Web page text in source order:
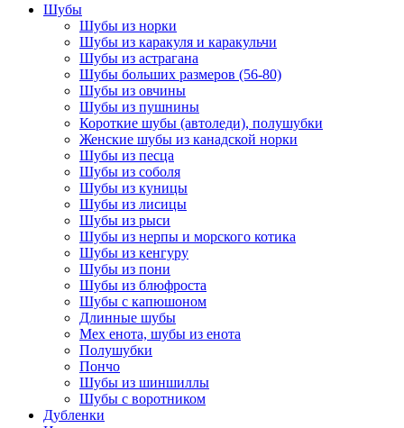
Шубы
Шубы из норки
Шубы из каракуля и каракульчи
Шубы из астрагана
Шубы больших размеров (56-80)
Шубы из овчины
Шубы из пушнины
Короткие шубы (автоледи), полушубки
Женские шубы из канадской норки
Шубы из песца
Шубы из соболя
Шубы из куницы
Шубы из лисицы
Шубы из рыси
Шубы из нерпы и морского котика
Шубы из кенгуру
Шубы из пони
Шубы из блюфроста
Шубы с капюшоном
Длинные шубы
Мех енота, шубы из енота
Полушубки
Пончо
Шубы из шиншиллы
Шубы с воротником
Дубленки